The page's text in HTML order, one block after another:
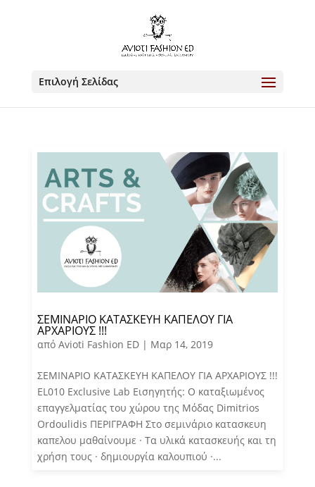
Επιλογή Σελίδας
ΣΕΜΙΝΑΡΙΟ ΚΑΤΑΣΚΕΥΗ ΚΑΠΕΛΟΥ ΓΙΑ
ΑΡΧΑΡΙΟΥΣ !!!
από Avioti Fashion ED| Μαρ 14, 2019
ΣΕΜΙΝΑΡΙΟ ΚΑΤΑΣΚΕΥΗ ΚΑΠΕΛΟΥ ΓΙΑ ΑΡΧΑΡΙΟΥΣ !!!
EL010 Exclusive Lab Εισηγητής: Ο καταξιωμένος
επαγγελματίας του χώρου της Μόδας Dimitrios
Ordoulidis ΠΕΡΙΓΡΑΦΗ Στο σεμινάριο κατασκευη
καπελου μαθαίνουμε · Τα υλικά κατασκευής και τη
χρήση τους · δημιουργία καλουπιού ·...